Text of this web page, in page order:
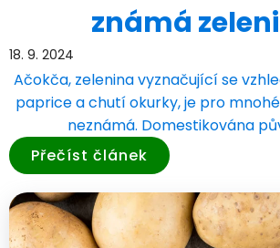
známá
18. 9. 2024
Ačokča, zelenina vyznačující se
paprice a chutí okurky, je pro
neznámá. Domestikována
Přečíst článek